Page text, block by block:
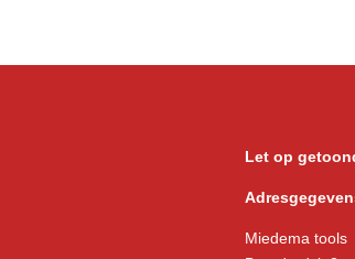
Let op
Miedema tools